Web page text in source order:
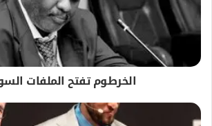
الخرطوم تفتح الملفات